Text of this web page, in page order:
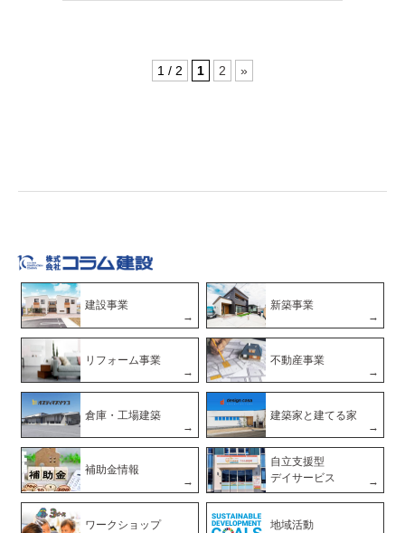
1 / 2 1 2 »
建設事業 新築事業
リフォーム事業 不動産事業
倉庫・工場建築 建築家と建てる家
補助金情報
自立支援型
デイサービス
ワークショップ 地域活動